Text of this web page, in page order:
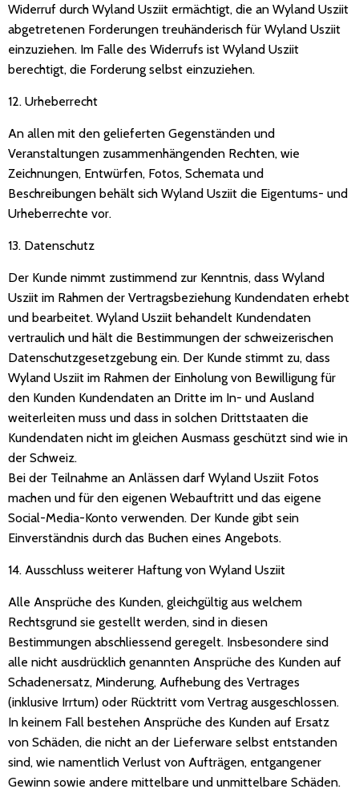
Widerruf durch Wyland Usziit ermächtigt, die an Wyland Usziit
abgetretenen Forderungen treuhänderisch für Wyland Usziit
einzuziehen. Im Falle des Widerrufs ist Wyland Usziit
berechtigt, die Forderung selbst einzuziehen.
12. Urheberrecht
An allen mit den gelieferten Gegenständen und
Veranstaltungen zusammenhängenden Rechten, wie
Zeichnungen, Entwürfen, Fotos, Schemata und
Beschreibungen behält sich Wyland Usziit die Eigentums- und
Urheberrechte vor.
13. Datenschutz
Der Kunde nimmt zustimmend zur Kenntnis, dass Wyland
Usziit im Rahmen der Vertragsbeziehung Kundendaten erhebt
und bearbeitet. Wyland Usziit behandelt Kundendaten
vertraulich und hält die Bestimmungen der schweizerischen
Datenschutzgesetzgebung ein. Der Kunde stimmt zu, dass
Wyland Usziit im Rahmen der Einholung von Bewilligung für
den Kunden Kundendaten an Dritte im In- und Ausland
weiterleiten muss und dass in solchen Drittstaaten die
Kundendaten nicht im gleichen Ausmass geschützt sind wie in
der Schweiz.
Bei der Teilnahme an Anlässen darf Wyland Usziit Fotos
machen und für den eigenen Webauftritt und das eigene
Social-Media-Konto verwenden. Der Kunde gibt sein
Einverständnis durch das Buchen eines Angebots.
14. Ausschluss weiterer Haftung von Wyland Usziit
Alle Ansprüche des Kunden, gleichgültig aus welchem
Rechtsgrund sie gestellt werden, sind in diesen
Bestimmungen abschliessend geregelt. Insbesondere sind
alle nicht ausdrücklich genannten Ansprüche des Kunden auf
Schadenersatz, Minderung, Aufhebung des Vertrages
(inklusive Irrtum) oder Rücktritt vom Vertrag ausgeschlossen.
In keinem Fall bestehen Ansprüche des Kunden auf Ersatz
von Schäden, die nicht an der Lieferware selbst entstanden
sind, wie namentlich Verlust von Aufträgen, entgangener
Gewinn sowie andere mittelbare und unmittelbare Schäden.